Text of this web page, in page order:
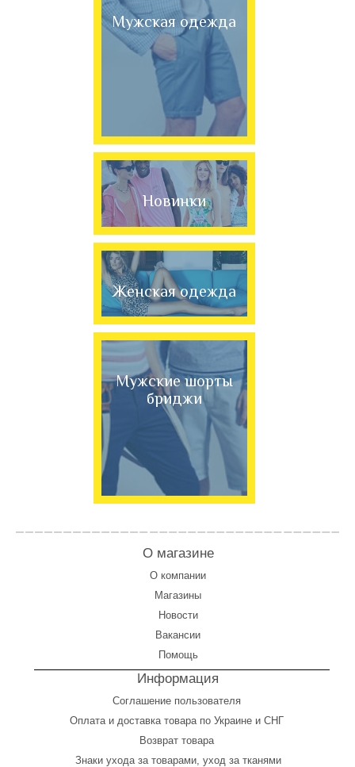
Мужская одежда
Новинки
Женская одежда
Мужские шорты
бриджи
О магазине
О компании
Магазины
Новости
Вакансии
Помощь
Информация
Соглашение пользователя
Оплатаи доставка товара по Украине и СНГ
Возврат товара
Знаки ухода за товарами, уход за тканями